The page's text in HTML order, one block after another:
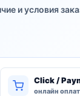
и условия
Click /
онлайн